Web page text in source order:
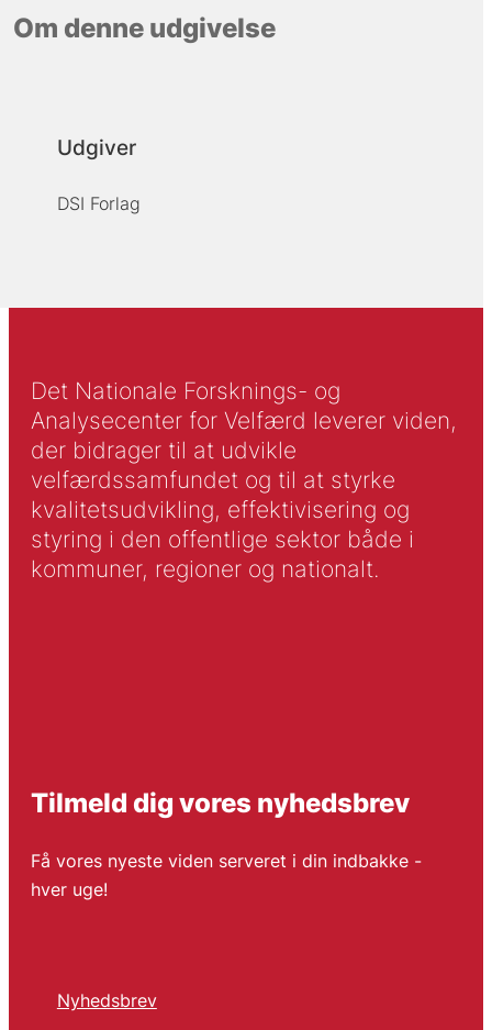
Om denne udgivelse
Udgiver
DSI Forlag
Det Nationale Forsknings- og
Analysecenter for Velfærd leverer viden,
der bidrager til at udvikle
velfærdssamfundet og til at styrke
kvalitetsudvikling, effektivisering og
styring i den offentlige sektor både i
kommuner, regioner og nationalt.
Tilmeld dig vores nyhedsbrev
Få vores nyeste viden serveret i din indbakke -
hver uge!
Nyhedsbrev